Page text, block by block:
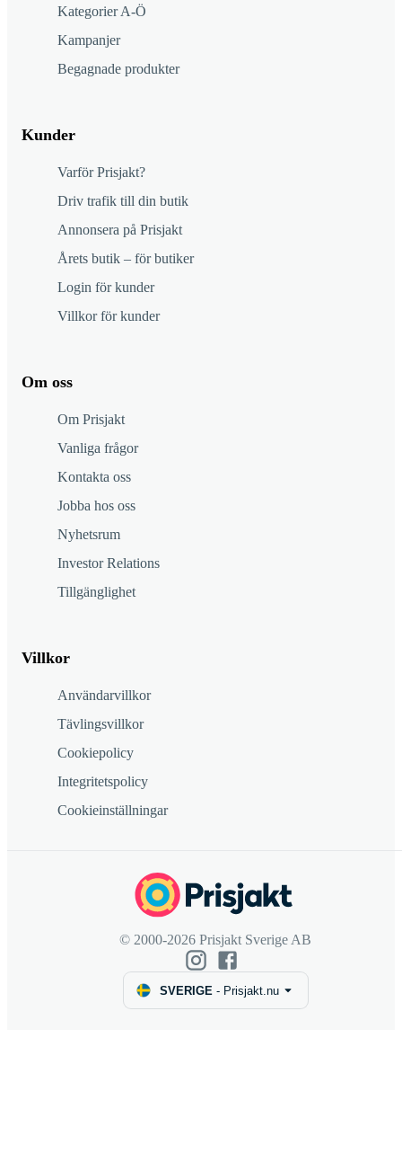
Kategorier A-Ö
Kampanjer
Begagnade produkter
Kunder
Varför Prisjakt?
Driv trafik till din butik
Annonsera på Prisjakt
Årets butik – för butiker
Login för kunder
Villkor för kunder
Om oss
Om Prisjakt
Vanliga frågor
Kontakta oss
Jobba hos oss
Nyhetsrum
Investor Relations
Tillgänglighet
Villkor
Användarvillkor
Tävlingsvillkor
Cookiepolicy
Integritetspolicy
Cookieinställningar
© 2000-2026 Prisjakt Sverige AB
SVERIGE - Prisjakt.nu